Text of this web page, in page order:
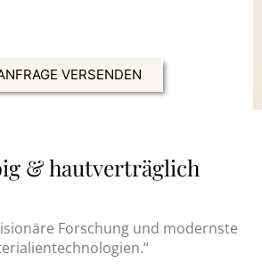
VERSENDEN
& hautverträglich
Forschung und modernste